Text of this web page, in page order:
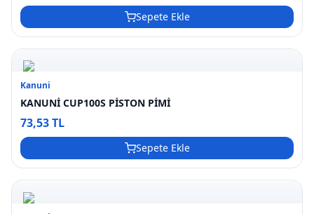
Sepete Ekle
Kanuni
KANUNİ CUP100S PİSTON PİMİ
73,53 TL
Sepete Ekle